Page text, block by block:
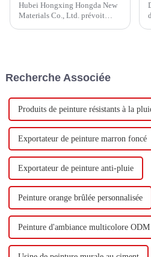
Hubei Hongxing Hongda New
Materials Co., Ltd. prévoit
base d'eau et 60 000 tonnes de
Recherche Associée
Produits de peinture résistants à la
Exportateur de peinture marron foncé
Exportateur de peinture anti-pluie
Peinture orange brûlée personnalisée
Peinture d'ambiance multicolore ODM